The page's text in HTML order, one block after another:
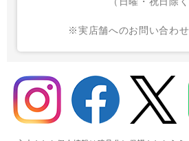
※実店舗へのお問い合わ